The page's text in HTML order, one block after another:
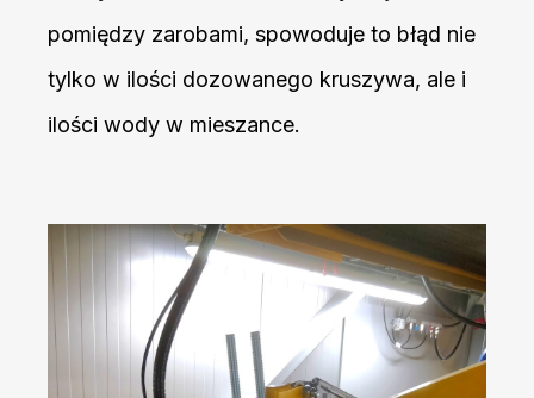
pomiędzy zarobami, spowoduje to błąd nie
tylko w ilości dozowanego kruszywa, ale i
ilości wody w mieszance.